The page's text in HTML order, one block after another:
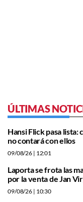
ÚLTIMAS
Hansi Flick pasa lista:
no contará con ellos
09/08/26 | 12:01
Laporta se frota las
por la venta de Jan
09/08/26 | 10:30